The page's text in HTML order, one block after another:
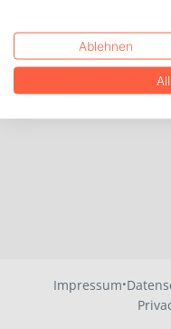
Impressum·
Ablehnen